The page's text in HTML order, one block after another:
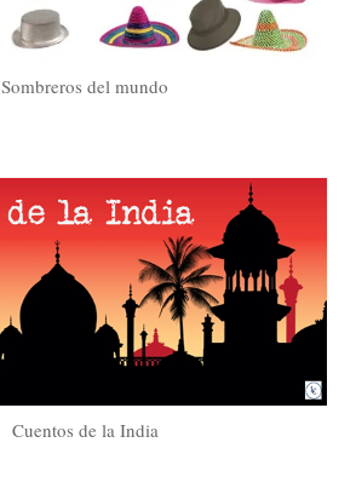
Sombreros del mundo
Cuentos de la India